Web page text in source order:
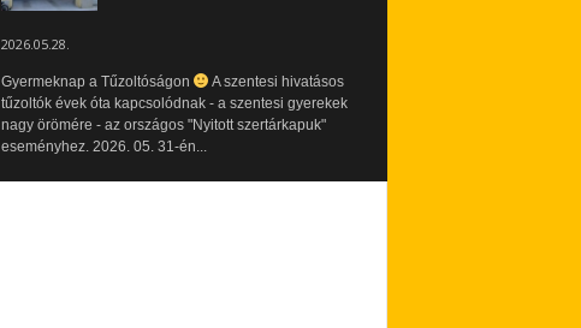
2026.05.28.
Gyermeknap a Tűzoltóságon
A szentesi hivatásos
tűzoltók évek óta kapcsolódnak - a szentesi gyerekek
nagy örömére - az országos "Nyitott szertárkapuk"
eseményhez. 2026. 05. 31-én...